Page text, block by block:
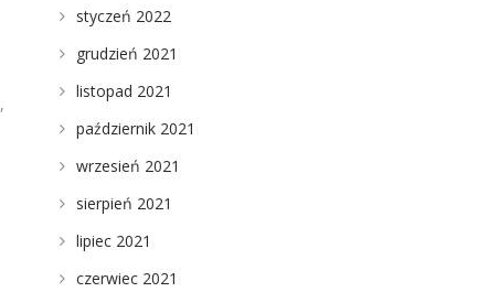
,
styczeń 2022
grudzień 2021
listopad 2021
październik 2021
wrzesień 2021
sierpień 2021
lipiec 2021
czerwiec 2021